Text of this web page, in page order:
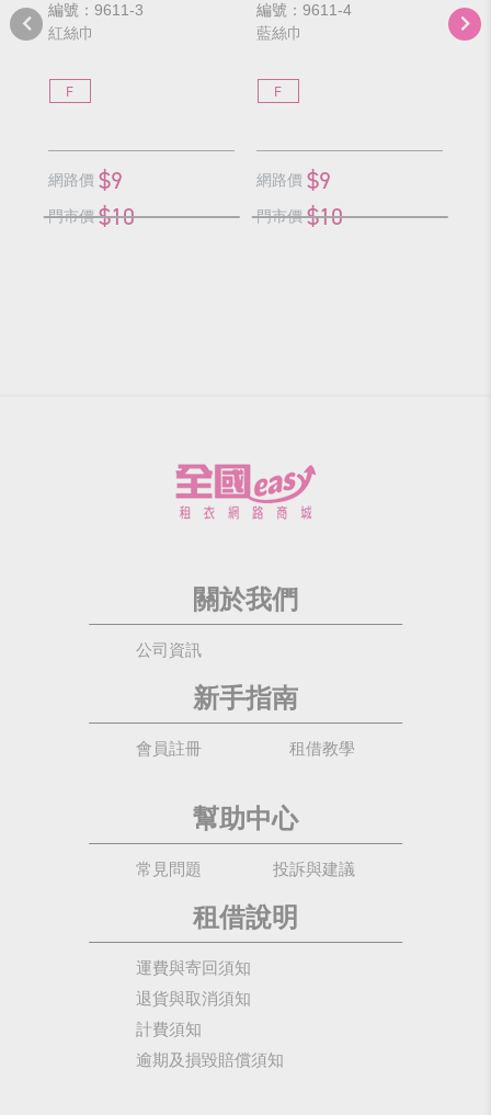
編號：9611-3
紅絲巾
F
網路價 $9
門市價 $10
編號：9611-4
藍絲巾
F
網路價 $9
門市價 $10
編
桃
關於我們
公司資訊
新手指南
會員註冊 租借教學
幫助中心
常見問題 投訴與建議
租借說明
運費與寄回須知
退貨與取消須知
計費須知
逾期及損毀賠償須知